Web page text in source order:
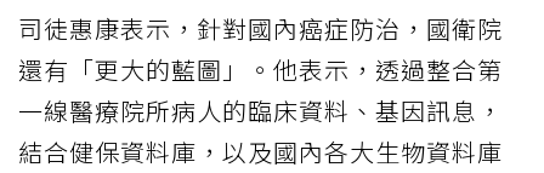
司徒惠康表示，針對國內癌症防治，國衛院
還有「更大的藍圖」。他表示，透過整合第
一線醫療院所病人的臨床資料、基因訊息，
結合健保資料庫，以及國內各大生物資料庫